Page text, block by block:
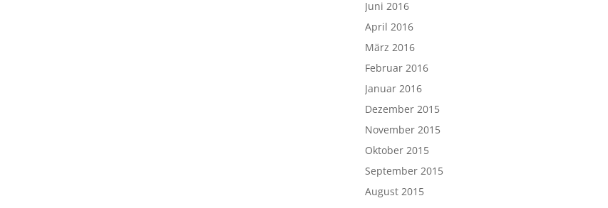
Juni 2016
April 2016
März 2016
Februar 2016
Januar 2016
Dezember 2015
November 2015
Oktober 2015
September 2015
August 2015